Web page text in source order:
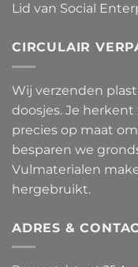
Lid van Social
CIRCULAIR
Wij verzenden
doosjes. Je herkent
precies op maat
besparen we
Vulmaterialen
hergebruikt.
ADRES &